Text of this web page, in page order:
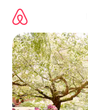
directement
contenu